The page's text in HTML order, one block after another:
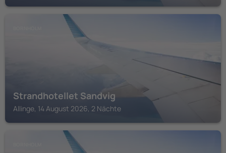
Strandhotellet Sandvig
Allinge, 14 August 2026, 2 Nächte